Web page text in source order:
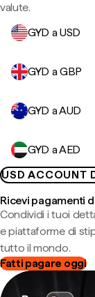
valute.
GYD a USD
GYD a GBP
GYD a AUD
GYD a AED
USD ACCOUNT
Ricevi pagamenti
Condividi i tuoi
e piattaforme di
tutto il mondo.
Fatti pagare oggi